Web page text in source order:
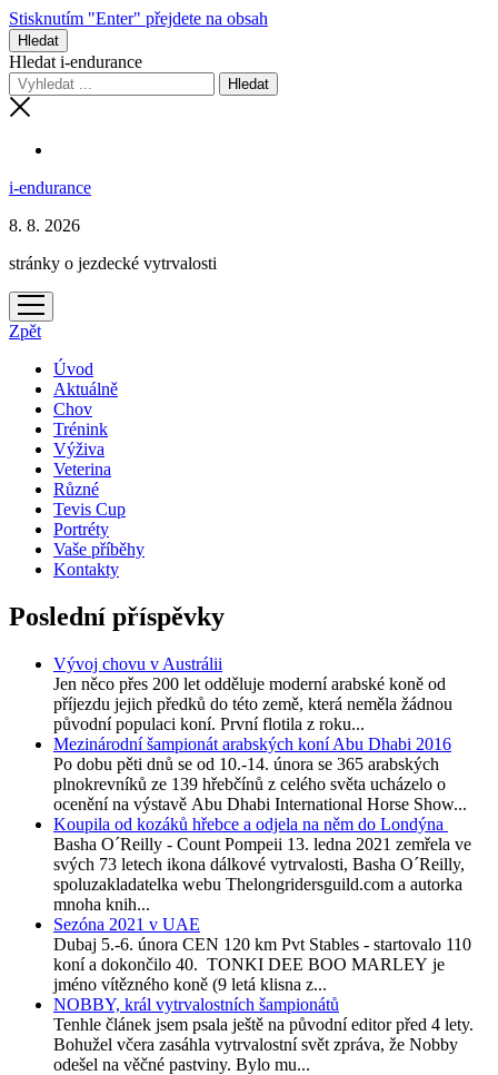
Stisknutím "Enter" přejdete na obsah
Hledat
Hledat i-endurance
i-endurance
8. 8. 2026
stránky o jezdecké vytrvalosti
otevřít
menu
Zpět
Úvod
Aktuálně
Chov
Trénink
Výživa
Veterina
Různé
Tevis Cup
Portréty
Vaše příběhy
Kontakty
Poslední příspěvky
Vývoj chovu v Austrálii
Jen něco přes 200 let odděluje moderní arabské koně od
příjezdu jejich předků do této země, která neměla žádnou
původní populaci koní. První flotila z roku...
Mezinárodní šampionát arabských koní Abu Dhabi 2016
Po dobu pěti dnů se od 10.-14. února se 365 arabských
plnokrevníků ze 139 hřebčínů z celého světa ucházelo o
ocenění na výstavě Abu Dhabi International Horse Show...
Koupila od kozáků hřebce a odjela na něm do Londýna
Basha O´Reilly - Count Pompeii 13. ledna 2021 zemřela ve
svých 73 letech ikona dálkové vytrvalosti, Basha O´Reilly,
spoluzakladatelka webu Thelongridersguild.com a autorka
mnoha knih...
Sezóna 2021 v UAE
Dubaj 5.-6. února CEN 120 km Pvt Stables - startovalo 110
koní a dokončilo 40. TONKI DEE BOO MARLEY je
jméno vítězného koně (9 letá klisna z...
NOBBY, král vytrvalostních šampionátů
Tenhle článek jsem psala ještě na původní editor před 4 lety.
Bohužel včera zasáhla vytrvalostní svět zpráva, že Nobby
odešel na věčné pastviny. Bylo mu...